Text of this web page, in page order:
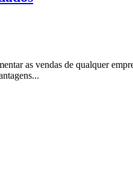
as vendas de qualquer